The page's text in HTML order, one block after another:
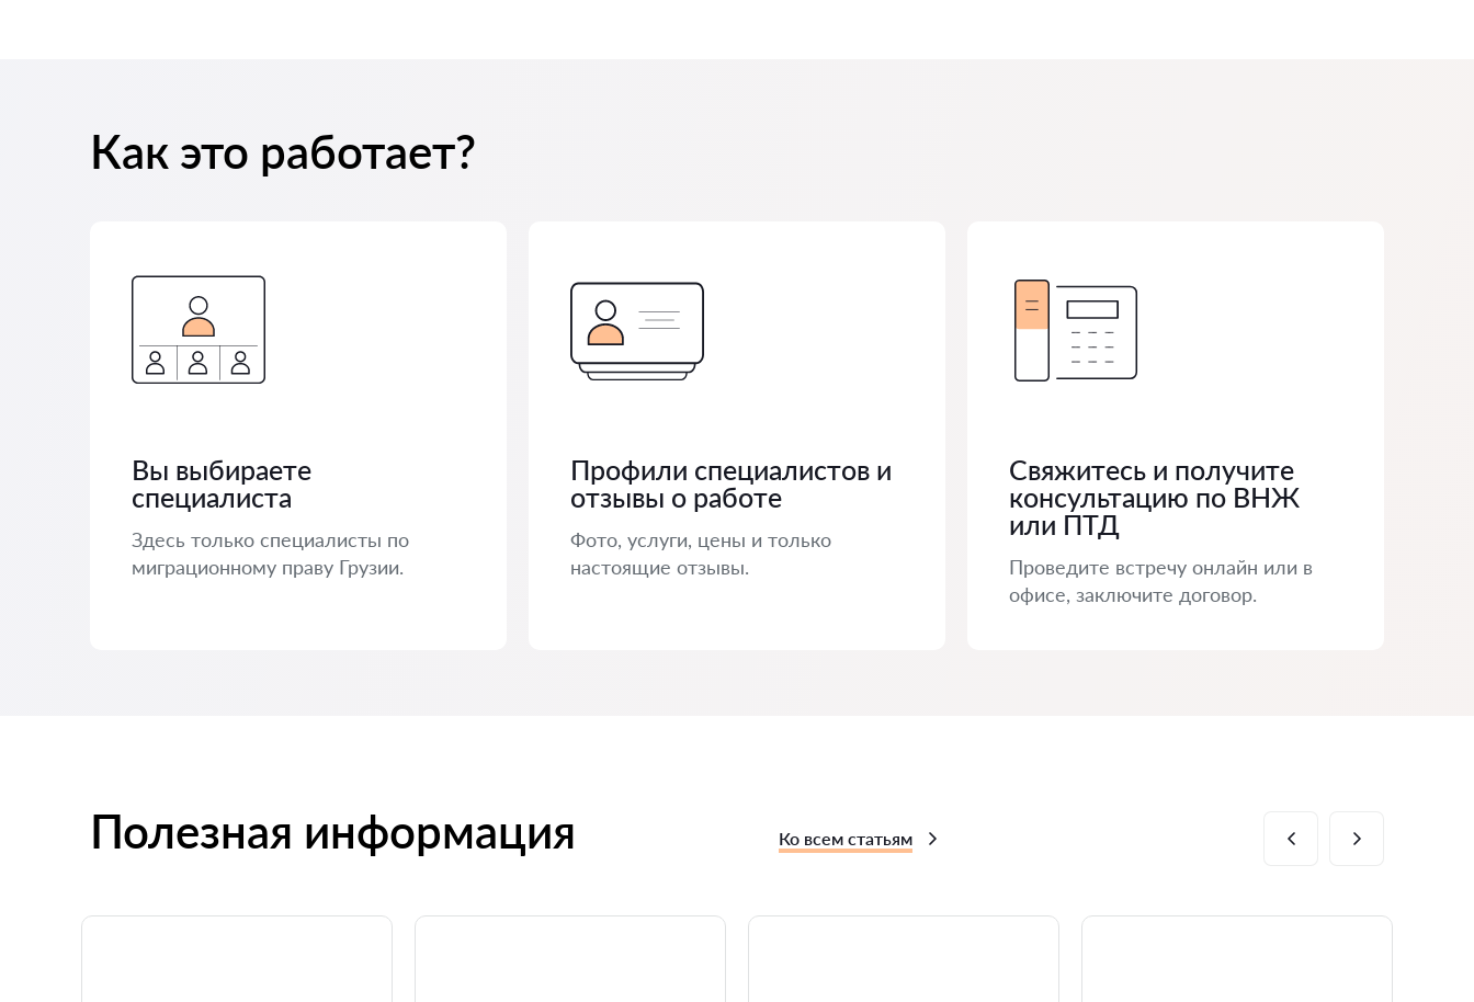
Как это работает?
Вы выбираете
специалиста
Здесь только специалисты по
миграционному праву Грузии.
Профили специалистов и
отзывы о работе
Фото, услуги, цены и только
настоящие отзывы.
Свяжитесь и получите
консультацию по ВНЖ
или ПТД
Проведите встречу онлайн или в
офисе, заключите договор.
Полезная информация Ко всем статьям